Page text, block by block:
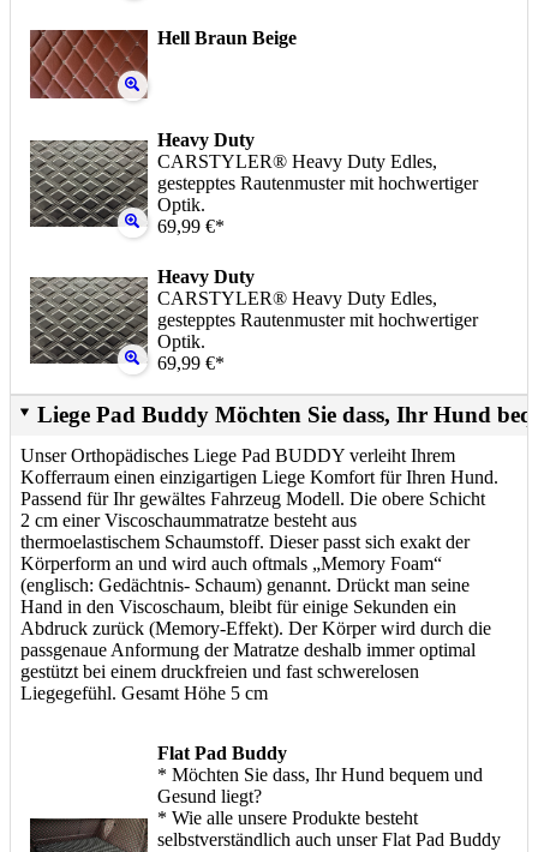
Hell Braun Beige
Heavy Duty
CARSTYLER® Heavy Duty Edles,
gestepptes Rautenmuster mit hochwertiger
Optik.
69,99 €*
Heavy Duty
CARSTYLER® Heavy Duty Edles,
gestepptes Rautenmuster mit hochwertiger
Optik.
69,99 €*
Liege Pad Buddy Möchten Sie dass, Ihr Hund
Unser Orthopädisches Liege Pad BUDDY verleiht Ihrem
Kofferraum einen einzigartigen Liege Komfort für Ihren Hund.
Passend für Ihr gewältes Fahrzeug Modell. Die obere Schicht
2 cm einer Viscoschaummatratze besteht aus
thermoelastischem Schaumstoff. Dieser passt sich exakt der
Körperform an und wird auch oftmals „Memory Foam“
(englisch: Gedächtnis- Schaum) genannt. Drückt man seine
Hand in den Viscoschaum, bleibt für einige Sekunden ein
Abdruck zurück (Memory-Effekt). Der Körper wird durch die
passgenaue Anformung der Matratze deshalb immer optimal
gestützt bei einem druckfreien und fast schwerelosen
Liegegefühl. Gesamt Höhe 5 cm
Flat Pad Buddy
* Möchten Sie dass, Ihr Hund bequem und
Gesund liegt?
* Wie alle unsere Produkte besteht
selbstverständlich auch unser Flat Pad Buddy